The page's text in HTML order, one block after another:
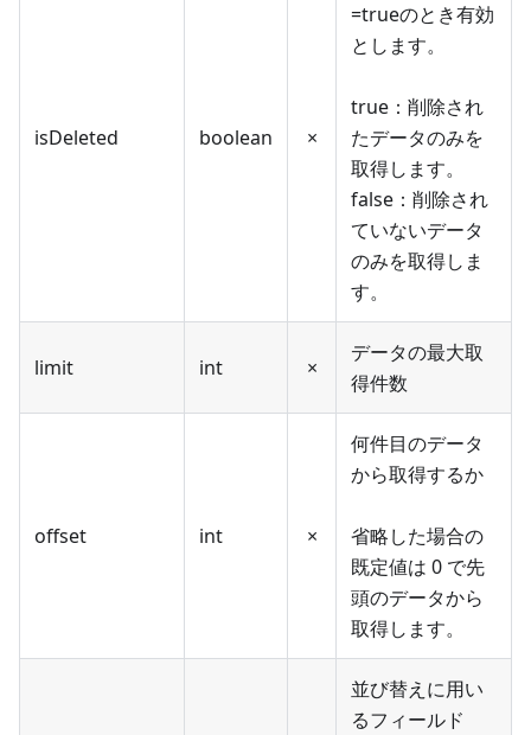
isDeleted boolean ×
=trueのとき有効
とします。
true：削除され
たデータのみを
取得します。
false：削除され
ていないデータ
のみを取得しま
す。
limit int ×
データの最大取
得件数
offset int ×
何件目のデータ
から取得するか
省略した場合の
既定値は 0 で先
頭のデータから
取得します。
並び替えに用い
るフィールド